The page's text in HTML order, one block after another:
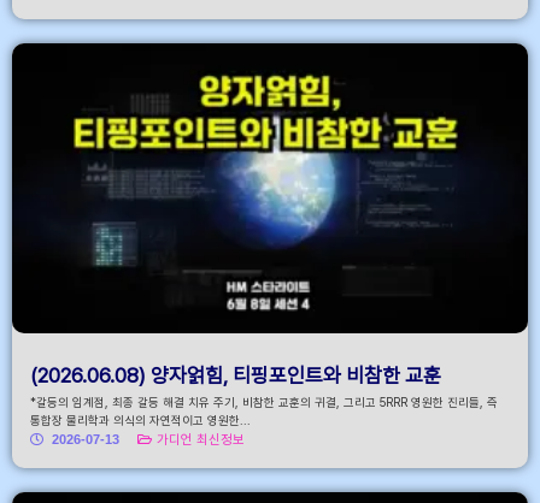
(2026.06.08) 양자얽힘, 티핑포인트와 비참한 교훈
*갈등의 임계점, 최종 갈등 해결 치유 주기, 비참한 교훈의 귀결, 그리고 5RRR 영원한 진리들, 즉
통합장 물리학과 의식의 자연적이고 영원한...
2026-07-13
가디언 최신정보